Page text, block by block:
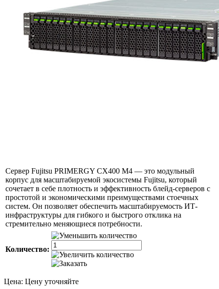
Сервер Fujitsu PRIMERGY CX400 M4 — это модульный
корпус для масштабируемой экосистемы Fujitsu, который
сочетает в себе плотность и эффективность блейд-серверов с
простотой и экономическими преимуществами стоечных
систем. Он позволяет обеспечить масштабируемость ИТ-
инфраструктуры для гибкого и быстрого отклика на
стремительно меняющиеся потребности.
Количество:
Цена: Цену уточняйте